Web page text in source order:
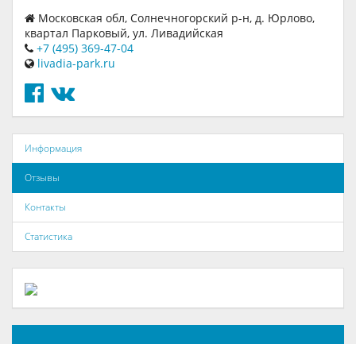
Московская обл, Солнечногорский р-н, д. Юрлово,
квартал Парковый, ул. Ливадийская
+7 (495) 369-47-04
livadia-park.ru
Информация
Отзывы
Контакты
Статистика